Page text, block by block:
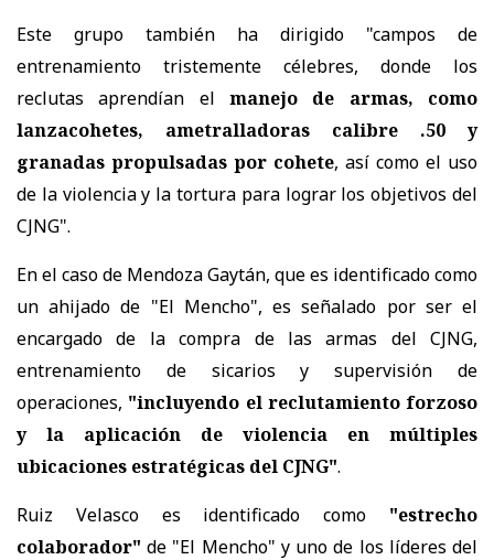
Este grupo también ha dirigido "campos de
entrenamiento tristemente célebres, donde los
reclutas aprendían el manejo de armas, como
lanzacohetes, ametralladoras calibre .50 y
granadas propulsadas por cohete, así como el uso
de la violencia y la tortura para lograr los objetivos del
CJNG".
En el caso de Mendoza Gaytán, que es identificado como
un ahijado de "El Mencho", es señalado por ser el
encargado de la compra de las armas del CJNG,
entrenamiento de sicarios y supervisión de
operaciones, "incluyendo el reclutamiento forzoso
y la aplicación de violencia en múltiples
ubicaciones estratégicas del CJNG".
Ruiz Velasco es identificado como "estrecho
colaborador" de "El Mencho" y uno de los líderes del